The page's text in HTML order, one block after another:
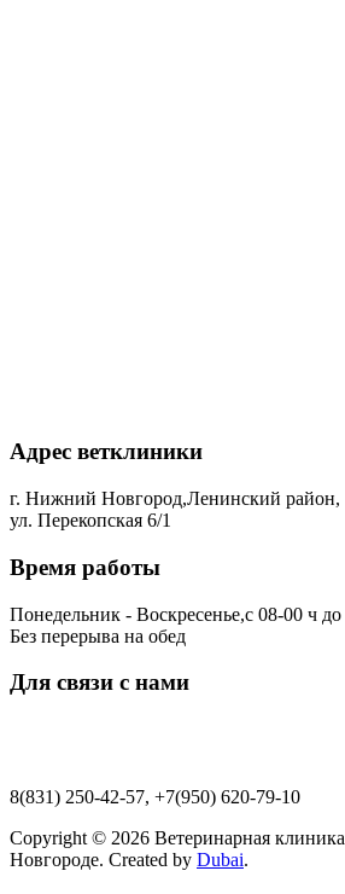
Адрес ветклиники
г. Нижний Новгород,Ленинский район,
ул. Перекопская 6/1
Время работы
Понедельник - Воскресенье,с 08-00 ч
Без перерыва на обед
Для связи с нами
8(831) 250-42-57, +7(950) 620-79-10
Copyright © 2026 Ветеринарная
Новгороде. Created by Dubai.